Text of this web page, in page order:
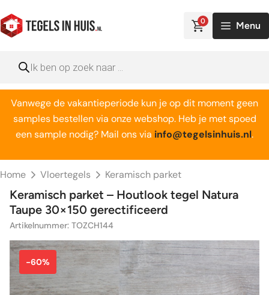
naar
de
0 Menu
zoeken
Vanwege de vakantieperiode kun je op dit moment geen
samples bestellen via onze webshop. Heb je met spoed
een sample nodig? Mail ons via info@tegelsinhuis.nl.
Home Vloertegels Keramisch parket
Keramisch parket – Houtlook tegel Natura
Taupe 30×150 gerectificeerd
Artikelnummer: TOZCH144
-60%